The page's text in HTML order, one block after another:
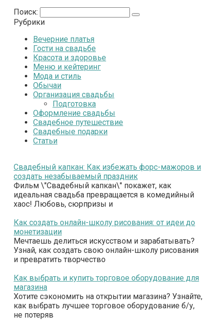
Поиск:
Рубрики
Вечерние платья
Гости на свадьбе
Красота и здоровье
Меню и кейтеринг
Мода и стиль
Обычаи
Организация свадьбы
Подготовка
Оформление свадьбы
Свадебное путешествие
Свадебные подарки
Статьи
Свадебный капкан: Как избежать форс-мажоров и
создать незабываемый праздник
Фильм \"Свадебный капкан\" покажет, как
идеальная свадьба превращается в комедийный
хаос! Любовь, сюрпризы и
Как создать онлайн-школу рисования: от идеи до
монетизации
Мечтаешь делиться искусством и зарабатывать?
Узнай, как создать свою онлайн-школу рисования
и превратить творчество
Как выбрать и купить торговое оборудование для
магазина
Хотите сэкономить на открытии магазина? Узнайте,
как выбрать лучшее торговое оборудование б/у,
не потеряв